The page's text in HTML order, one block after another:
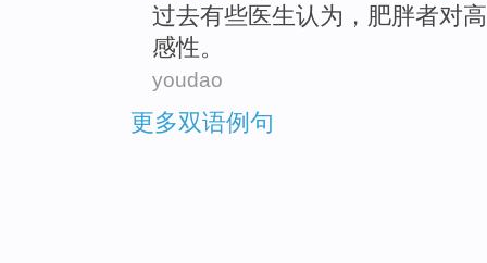
过去有些医生认为 ， 肥胖者对高
感性。
youdao
更多双语例句